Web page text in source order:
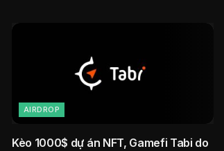
AIRDROP
Kèo 1000$ dự án NFT, Gamefi Tabi do